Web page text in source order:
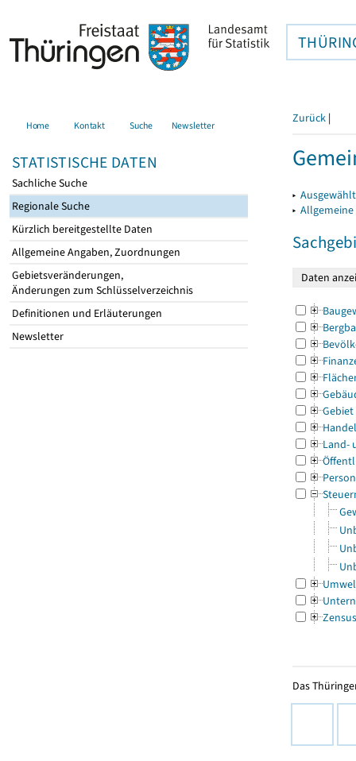
Home Kontakt Suche Newsletter
STATISTISCHE DATEN
Sachliche Suche
Regionale Suche
Kürzlich bereitgestellte Daten
Allgemeine Angaben, Zuordnungen
Gebietsveränderungen,
Änderungen zum Schlüsselverzeichnis
Definitionen und Erläuterungen
Newsletter
Zurück |
▸
▸
Gebiet
Land-
Zensus
Das